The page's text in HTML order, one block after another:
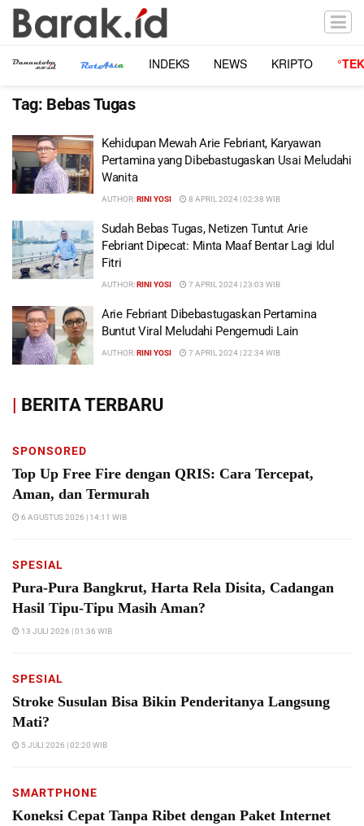
INDEKS NEWS KRIPTO
Tag: Bebas Tugas
Kehidupan Mewah Arie Febriant, Karyawan
Pertamina yang Dibebastugaskan Usai Meludahi
Wanita
AUTHOR:RINI YOSI 8 APRIL 2024 | 02:38 WIB
Sudah Bebas Tugas, Netizen Tuntut Arie
Febriant Dipecat: Minta Maaf Bentar Lagi Idul
Fitri
AUTHOR:RINI YOSI 7 APRIL 2024 | 23:03 WIB
Arie Febriant Dibebastugaskan Pertamina
Buntut Viral Meludahi Pengemudi Lain
AUTHOR:RINI YOSI 7 APRIL 2024 | 22:34 WIB
| BERITA TERBARU
SPONSORED
Top Up Free Fire dengan QRIS: Cara Tercepat,
Aman, dan Termurah
6 AGUSTUS 2026 | 14:11 WIB
SPESIAL
Pura-Pura Bangkrut, Harta Rela Disita, Cadangan
Hasil Tipu-Tipu Masih Aman?
13 JULI 2026 | 01:36 WIB
SPESIAL
Stroke Susulan Bisa Bikin Penderitanya Langsung
Mati?
5 JULI 2026 | 02:20 WIB
SMARTPHONE
Koneksi Cepat Tanpa Ribet dengan Paket Internet